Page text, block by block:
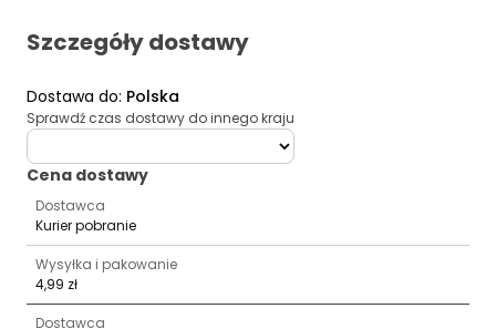
Szczegóły dostawy
Dostawa do: Polska
Sprawdź czas dostawy do innego kraju
deliveryCountry
Cena dostawy
Dostawca
Kurier pobranie
Wysyłka i pakowanie
4,99 zł
Dostawca